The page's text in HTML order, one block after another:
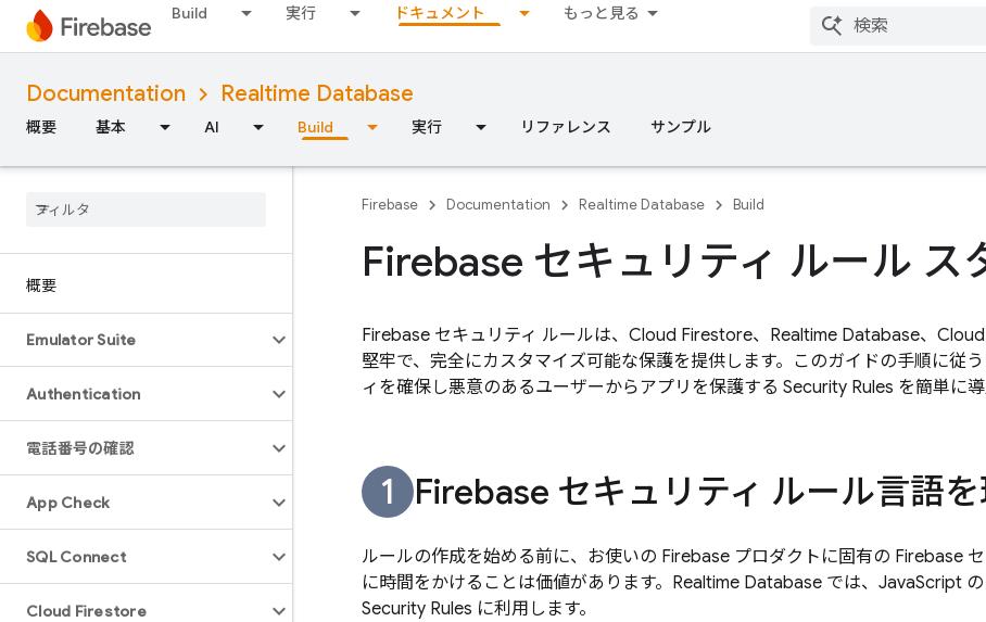
Build 実行 ドキュメント もっと見る
Documentation Realtime Database
概要 基本 AI Build 実行 リファレンス サンプル
概要
Emulator Suite
Authentication
電話番号の確認
App Check
SQL Connect
Cloud Firestore
Firebase Documentation Realtime Database Build
Firebase セキュリティ ルール ス
Firebase セキュリティ ルールは、 Cloud Firestore、 Realtime Database、
堅牢で、完全にカスタマイズ可能な保護を提供します。このガイドの手順に従
ィを確保し悪意のあるユーザーからアプリを保護する Security Rules を簡単に導
Firebase セキュリティ ルール言語
ルールの作成を始める前に、お使いの Firebase プロダクトに固有の Firebase
に時間をかけることは価値があります。 Realtime Database では、JavaScript
Security Rules に利用します。